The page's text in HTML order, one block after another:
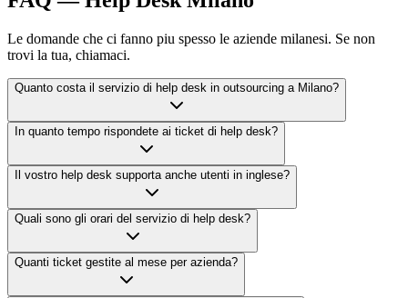
Le domande che ci fanno piu spesso le aziende milanesi. Se non
trovi la tua, chiamaci.
Quanto costa il servizio di help desk in outsourcing a Milano?
In quanto tempo rispondete ai ticket di help desk?
Il vostro help desk supporta anche utenti in inglese?
Quali sono gli orari del servizio di help desk?
Quanti ticket gestite al mese per azienda?